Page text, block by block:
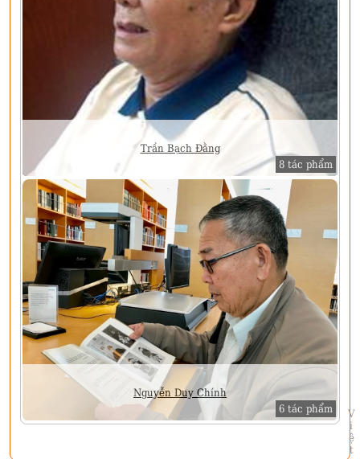
Trần Bạch Đằng
8 tác phẩm
Nguyễn Duy Chính
6 tác phẩm